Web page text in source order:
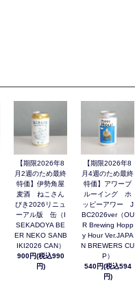
【期限2026年8
月2週のため最終
特価】伊勢角屋
麦酒 ねこさん
びき2026リニュ
ーアル版 缶（I
SEKADOYA BE
ER NEKO SANB
IKI2026 CAN）
900円(税込990
円)
【期限2026年8
月4週のため最終
特価】アワーブ
ルーイング ホ
ッピーアワー J
BC2026ver（OU
R Brewing Hopp
y Hour Ver.JAPA
N BREWERS CU
P）
540円(税込594
円)